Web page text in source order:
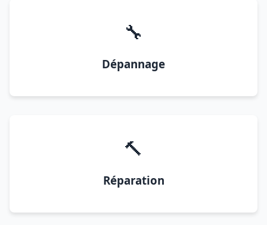
🔧
Dépannage
🔨
Réparation